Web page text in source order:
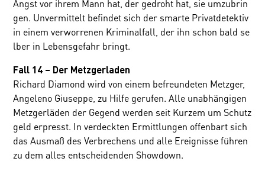
Angst vor ihrem Mann hat, der gedroht hat, sie umzubrin
gen. Unvermittelt befindet sich der smarte Privatdetektiv
in einem verworrenen Kriminalfall, der ihn schon bald se
lber in Lebensgefahr bringt.
Fall 14 – Der Metzgerladen
Richard Diamond wird von einem befreundeten Metzger,
Angeleno Giuseppe, zu Hilfe gerufen. Alle unabhängigen
Metzgerläden der Gegend werden seit Kurzem um Schutz
geld erpresst. In verdeckten Ermittlungen offenbart sich
das Ausmaß des Verbrechens und alle Ereignisse führen
zu dem alles entscheidenden Showdown.